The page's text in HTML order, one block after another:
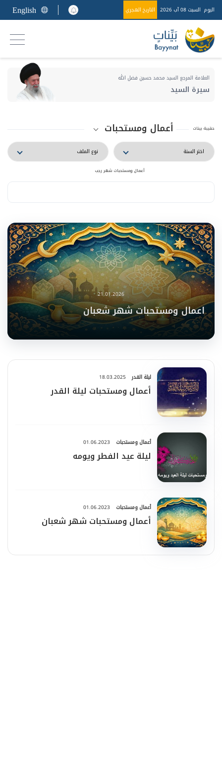
اليوم السبت 08 آب 2026 التاريخ الهجري English
العلامة المرجع السيد محمد حسين فضل الله
سيرة السيد
حقيبة بينات أعمال ومستحبات
أعمال ومستحبات شهر رجب
21.01.2026
اعمال ومستحبات شهر شعبان
ليلة القدر 18.03.2025
أعمال ومستحبات ليلة القدر
أعمال ومستحبات 01.06.2023
ليلة عيد الفطر ويومه
أعمال ومستحبات 01.06.2023
أعمال ومستحبات شهر شعبان